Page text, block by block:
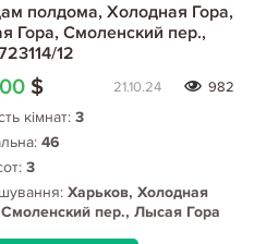
полдома, Холодная Гора,
Гора, Смоленский пер.,
12
$ 21.10.24 982
кімнат: 3
46
3
Харьков, Холодная
пер., Лысая Гора